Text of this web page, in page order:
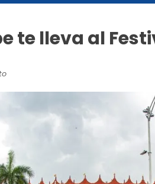
te lleva al